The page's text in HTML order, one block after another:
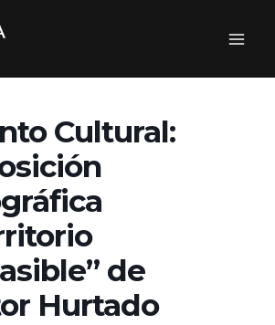
Cultural:
de
Hurtado